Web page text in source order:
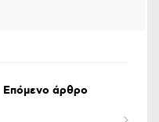
Επόμενο άρθρο